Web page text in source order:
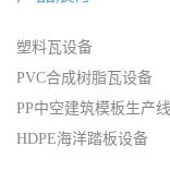
塑料瓦设备
PVC合成树脂瓦设备
PP中空建筑模板生产
HDPE海洋踏板设备